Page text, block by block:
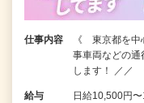
仕事内容
《 東京都を
事車両などの通
します！ ／
給与 日給10,500円